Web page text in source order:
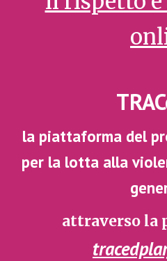
la piattaforma del
per la lotta alla
attraverso la